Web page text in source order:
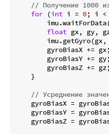
// Получение 1000
for (int i = 0; i <
float gx, gy,
imu.getGyro(gx,
        gyroBiasX += gx;
        gyroBiasY += gy;
        gyroBiasZ += gz;
    }
// Усреднение
gyroBiasX =
gyroBiasY =
gyroBiasZ =